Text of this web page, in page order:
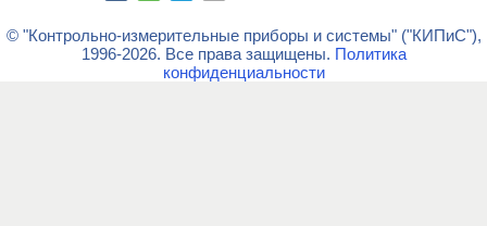
© "Контрольно-измерительные приборы и системы" ("КИПиС"),
1996-2026. Все права защищены. Политика
конфиденциальности